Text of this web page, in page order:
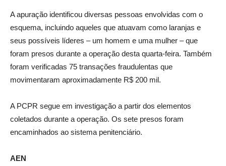
A apuração identificou diversas pessoas envolvidas com o
esquema, incluindo aqueles que atuavam como laranjas e
seus possíveis líderes – um homem e uma mulher – que
foram presos durante a operação desta quarta-feira. Também
foram verificadas 75 transações fraudulentas que
movimentaram aproximadamente R$ 200 mil.
A PCPR segue em investigação a partir dos elementos
coletados durante a operação. Os sete presos foram
encaminhados ao sistema penitenciário.
AEN